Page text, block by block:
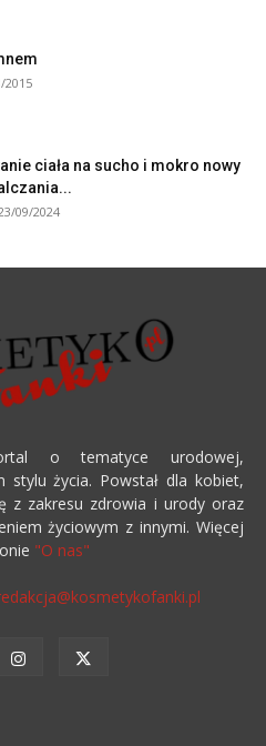
2015
ciała na sucho i mokro nowy
09/2024
o tematyce urodowej,
stylu życia. Powstał dla kobiet,
z zakresu zdrowia i urody oraz
życiowym z innymi. Więcej
"O nas"